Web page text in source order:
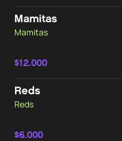
Mamitas
Mamitas
$12.000
Reds
Reds
$6.000